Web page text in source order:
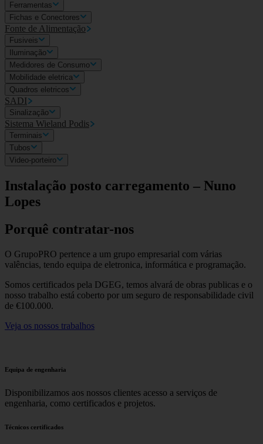
Ferramentas
Fichas e Conectores
Fonte de Alimentação
Fusiveis
Iluminação
Medidores de Consumo
Mobilidade eletrica
Quadros eletricos
SADI
Sinalização
Sistema Wieland Podis
Terminais
Tubos
Video-porteiro
Instalação posto carregamento – Nuno
Lopes
Porquê contratar-nos
O GrupoPRO pertence a um grupo empresarial com várias
valências, tendo equipa de eletronica, informática e programação.
Somos certificados pela DGEG, temos alvará de obras publicas e o
nosso trabalho está coberto por um seguro de responsabilidade civil
de €100.000.
Veja os nossos trabalhos
Equipa de engenharia
Disponibilizamos aos nossos clientes acesso a serviços de
engenharia, como certificados e projetos.
Técnicos certificados